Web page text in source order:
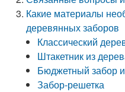
Какие материалы
деревянных заборов
Классический
Штакетник из
Бюджетный забор
Забор-решетка